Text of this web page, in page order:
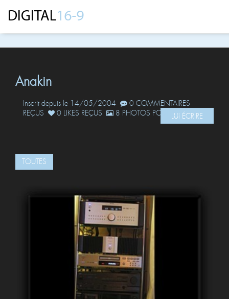
Anakin
Inscrit depuis le 14/05/2004
0 COMMENTAIRES
REÇUS
0 LIKES REÇUS 8 PHOTOS POSTÉESLUI ÉCRIRE
TOUTES